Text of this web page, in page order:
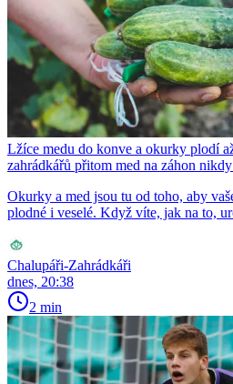
Lžíce medu do konve a okurky plodí
zahrádkářů přitom med na záhon
Okurky a med jsou tu od toho, aby
plodné i veselé. Když víte, jak na to,
Chalupáři-Zahrádkáři
dnes, 20:38
2 min